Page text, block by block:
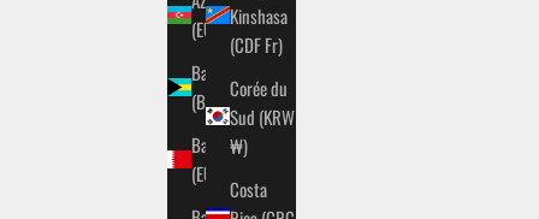
Kinshasa
(CDF Fr)
Corée du
Sud (KRW
₩)
Costa
(EUR €)
Bahamas
(BSD $)
Bahreïn